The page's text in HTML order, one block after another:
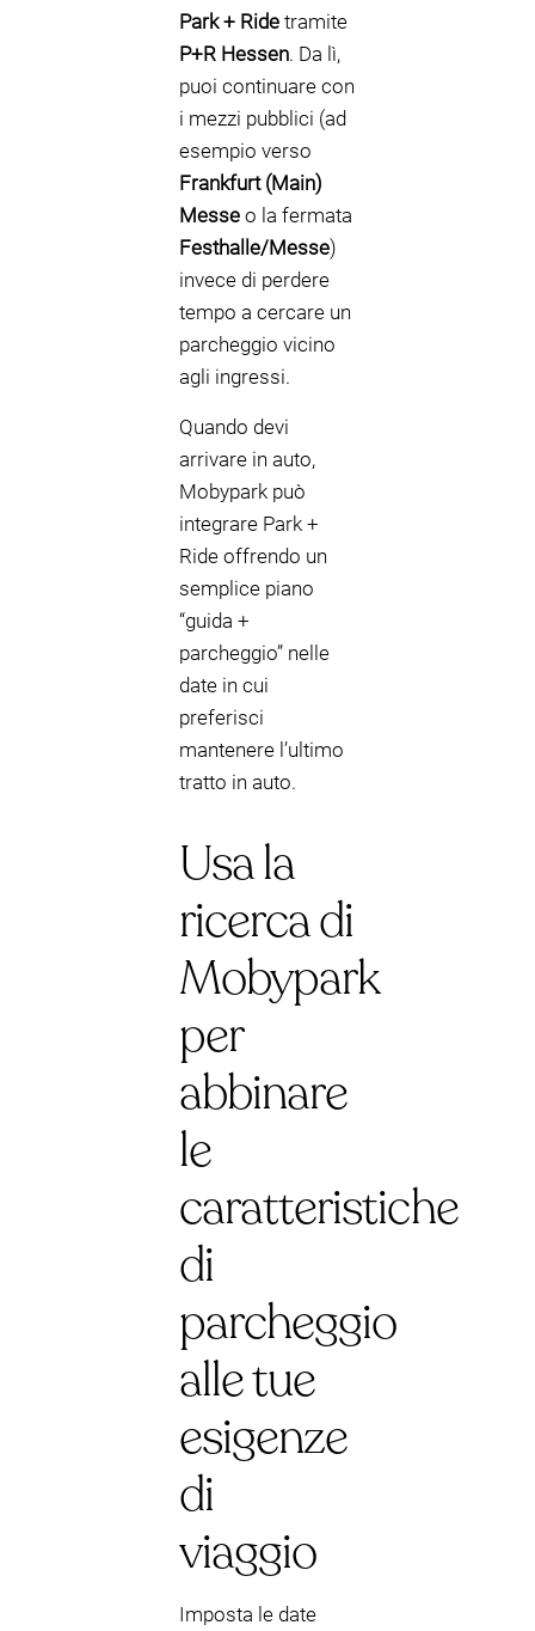
Park + Ride tramite
P+R Hessen. Da lì,
puoi continuare con
i mezzi pubblici (ad
esempio verso
Frankfurt (Main)
Messe o la fermata
Festhalle/Messe)
invece di perdere
tempo a cercare un
parcheggio vicino
agli ingressi.
Quando devi
arrivare in auto,
Mobypark può
integrare Park +
Ride offrendo un
semplice piano
“guida +
parcheggio” nelle
date in cui
preferisci
mantenere l’ultimo
tratto in auto.
Usa la
ricerca di
Mobypark
per
abbinare
le
caratteristiche
di
parcheggio
alle tue
esigenze
di
viaggio
Imposta le date